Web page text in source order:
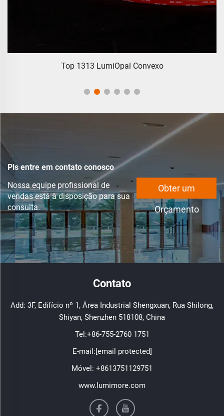
Top 1313 LumiOpal Convexo
Pls entre em contato conosco
Nossa equipe profissional de
vendas está à disposição para sua
consulta.
Obter um
Orçamento
Contato
Add: 3F, Edifício nº 1, Área Industrial Shengxuan, Rua Shilong,
Shiyan, Shenzhen 518108, China
Tel:+86-755-2760 1751
E-mail: [email protected]
Móvel: +8613751129751
www.lumimore.com